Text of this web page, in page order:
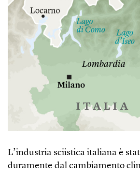
L’industria sciistica italiana è
duramente dal cambiamento